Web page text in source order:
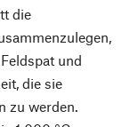
die
und
die sie
zu werden.